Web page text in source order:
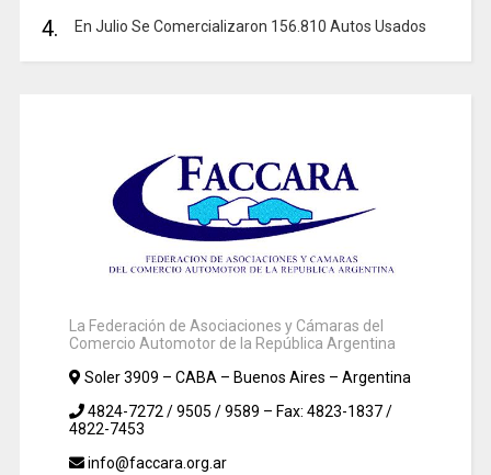
4. En Julio Se Comercializaron 156.810 Autos Usados
La Federación de Asociaciones y Cámaras del
Comercio Automotor de la República Argentina
Soler 3909 – CABA – Buenos Aires – Argentina
4824-7272 / 9505 / 9589 – Fax: 4823-1837 /
4822-7453
info@faccara.org.ar